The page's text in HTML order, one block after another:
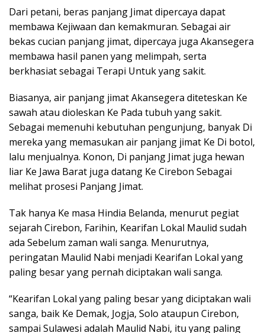
Dari petani, beras panjang Jimat dipercaya dapat
membawa Kejiwaan dan kemakmuran. Sebagai air
bekas cucian panjang jimat, dipercaya juga Akansegera
membawa hasil panen yang melimpah, serta
berkhasiat sebagai Terapi Untuk yang sakit.
Biasanya, air panjang jimat Akansegera diteteskan Ke
sawah atau dioleskan Ke Pada tubuh yang sakit.
Sebagai memenuhi kebutuhan pengunjung, banyak Di
mereka yang memasukan air panjang jimat Ke Di botol,
lalu menjualnya. Konon, Di panjang Jimat juga hewan
liar Ke Jawa Barat juga datang Ke Cirebon Sebagai
melihat prosesi Panjang Jimat.
Tak hanya Ke masa Hindia Belanda, menurut pegiat
sejarah Cirebon, Farihin, Kearifan Lokal Maulid sudah
ada Sebelum zaman wali sanga. Menurutnya,
peringatan Maulid Nabi menjadi Kearifan Lokal yang
paling besar yang pernah diciptakan wali sanga.
“Kearifan Lokal yang paling besar yang diciptakan wali
sanga, baik Ke Demak, Jogja, Solo ataupun Cirebon,
sampai Sulawesi adalah Maulid Nabi, itu yang paling